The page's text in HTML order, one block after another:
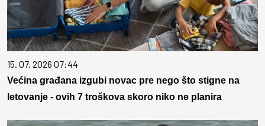
15. 07. 2026 07:44
Većina građana izgubi novac pre nego što stigne na
letovanje - ovih 7 troškova skoro niko ne planira